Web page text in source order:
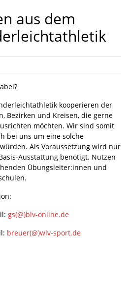
aus dem
kooperieren der
Bezirken und Kreisen, die gerne
möchten. Wir sind somit
bei uns um eine solche
Als Voraussetzung wird nur
Ausstattung benötigt. Nutzen
Übungsleiter:innen und
gs(@)blv-online.de
breuer(@)wlv-sport.de